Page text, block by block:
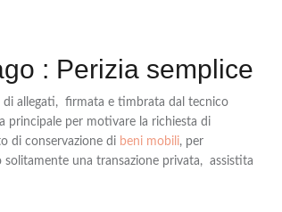
: Perizia semplice
di allegati, firmata e timbrata dal tecnico
principale per motivare la richiesta di
di conservazione di beni mobili, per
una transazione privata, assistita